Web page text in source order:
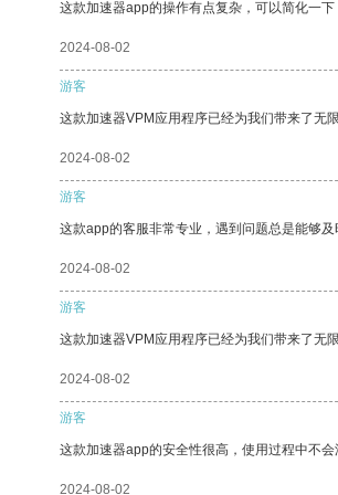
这款加速器app的操作有点复杂，可以简化一下
2024-08-02
游客
这款加速器VPM应用程序已经为我们带来了无
2024-08-02
游客
这款app的客服非常专业，遇到问题总是能够及
2024-08-02
游客
这款加速器VPM应用程序已经为我们带来了无
2024-08-02
游客
这款加速器app的安全性很高，使用过程中不会
2024-08-02